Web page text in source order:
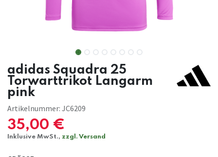
adidas Squadra 25
Torwarttrikot Langarm
pink
Artikelnummer: JC6209
35,00 €
Inklusive MwSt., zzgl. Versand